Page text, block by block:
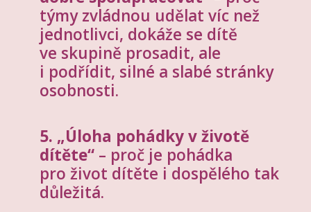
týmy zvládnou udělat víc než
jednotlivci, dokáže se dítě
ve skupině prosadit, ale
i podřídit, silné a slabé stránky
osobnosti.
5. „Úloha pohádky v životě
dítěte“ – proč je pohádka
pro život dítěte i dospělého tak
důležitá.